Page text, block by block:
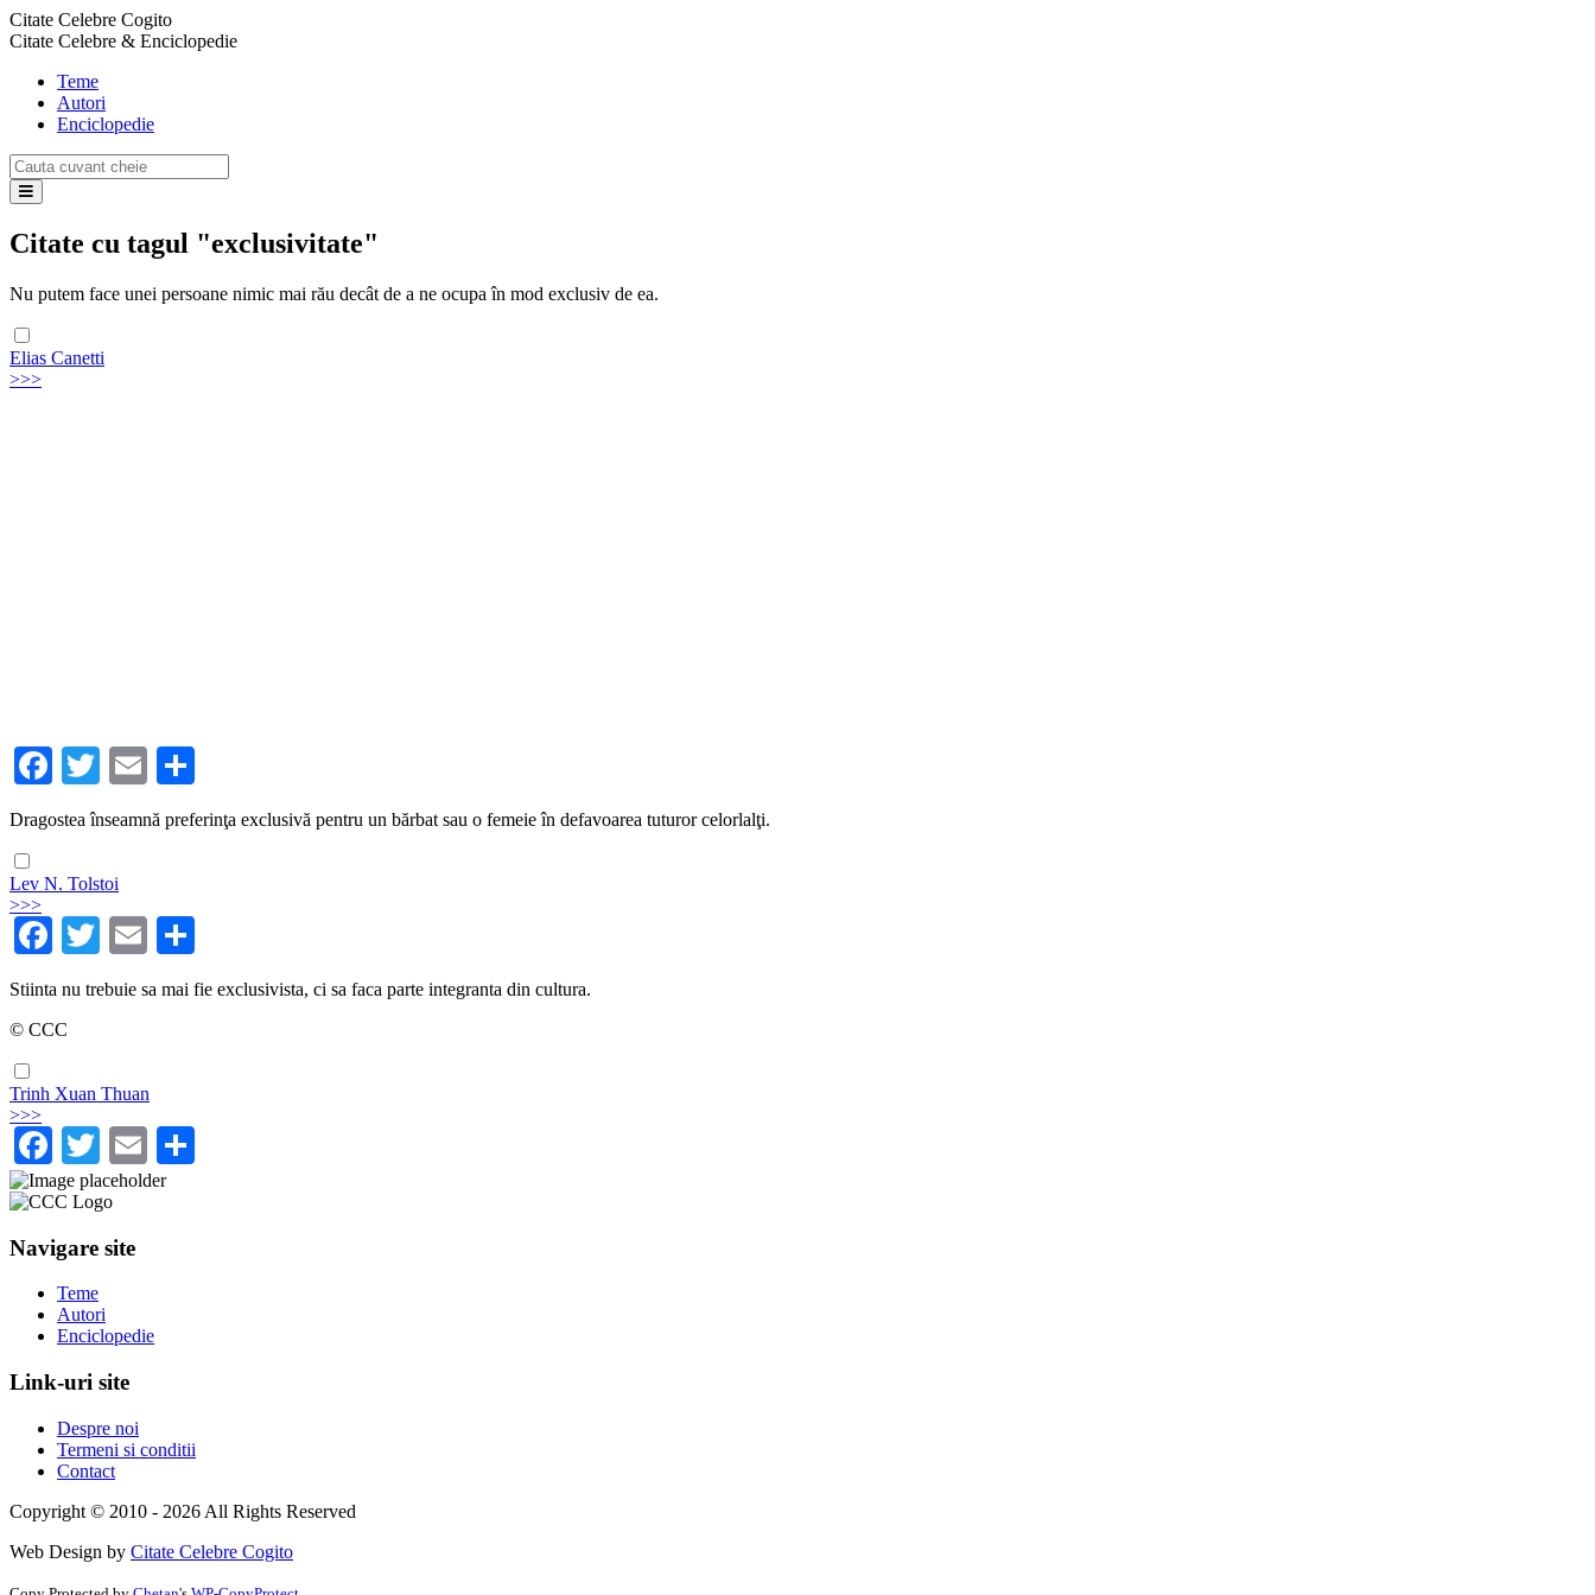
Citate Celebre Cogito
Citate Celebre & Enciclopedie
Teme
Autori
Enciclopedie
Citate cu tagul "exclusivitate"
Nu putem face unei persoane nimic mai rău decât de a ne ocupa în mod exclusiv de ea.
Elias Canetti
>>>
Facebook
TwitterEmail
Dragostea înseamnă preferinţa exclusivă pentru un bărbat sau o femeie în defavoarea tuturor celorlalţi.
Lev N. Tolstoi
>>>
Facebook
TwitterEmail
Stiinta nu trebuie sa mai fie exclusivista, ci sa faca parte integranta din cultura.
© CCC
Trinh Xuan Thuan
>>>
Facebook
TwitterEmail
Navigare site
Teme
Autori
Enciclopedie
Link-uri site
Despre noi
Termeni si conditii
Contact
Copyright © 2010 - 2026 All Rights Reserved
Web Design by Citate Celebre Cogito